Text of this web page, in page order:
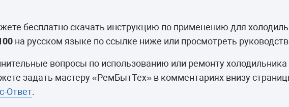
Духовные шкафы
Сушильные машины
бесплатно скачать инструкцию по применению для
на русском языке по ссылке ниже или просмотреть
вопросы по использованию или ремонту
задать мастеру «РемБытТех» в комментариях внизу
Ответ.